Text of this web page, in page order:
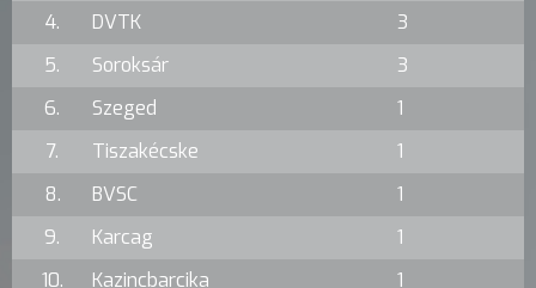
4.
DVTK
3
5.
Soroksár
3
6.
Szeged
1
7.
Tiszakécske
1
8.
BVSC
1
9.
Karcag
1
10.
Kazincbarcika 1